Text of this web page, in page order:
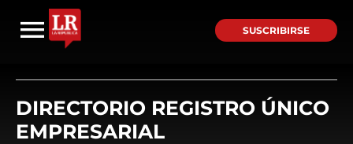
SUSCRIBIRSE
DIRECTORIO REGISTRO ÚNICO
EMPRESARIAL